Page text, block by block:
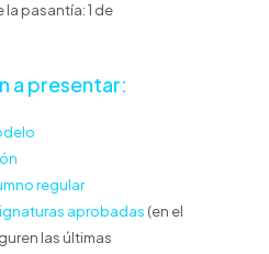
pasantía: 1 de
a presentar:
regular
aprobadas (en el
las últimas